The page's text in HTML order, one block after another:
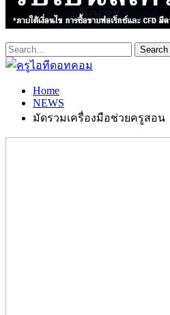
Home
NEWS
มัดรวมเครื่องมือช่วยครูสอน